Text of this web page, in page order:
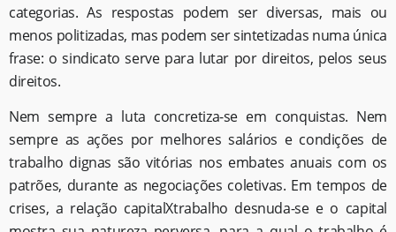
categorias. As respostas podem ser diversas, mais ou
menos politizadas, mas podem ser sintetizadas numa única
frase: o sindicato serve para lutar por direitos, pelos seus
direitos.
Nem sempre a luta concretiza-se em conquistas. Nem
sempre as ações por melhores salários e condições de
trabalho dignas são vitórias nos embates anuais com os
patrões, durante as negociações coletivas. Em tempos de
crises, a relação capitalXtrabalho desnuda-se e o capital